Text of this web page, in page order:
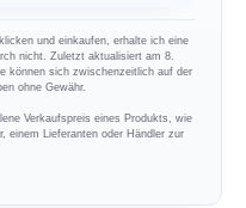
und einkaufen, erhalte ich eine
nicht. Zuletzt aktualisiert am 8.
können sich zwischenzeitlich auf der
ohne Gewähr.
Verkaufspreis eines Produkts, wie
einem Lieferanten oder Händler zur